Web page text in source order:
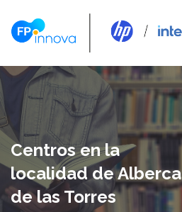
Centros en la
localidad de Alberca
de las Torres